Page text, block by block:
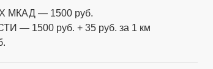
— 1500 руб.
1500 руб. + 35 руб. за 1 км